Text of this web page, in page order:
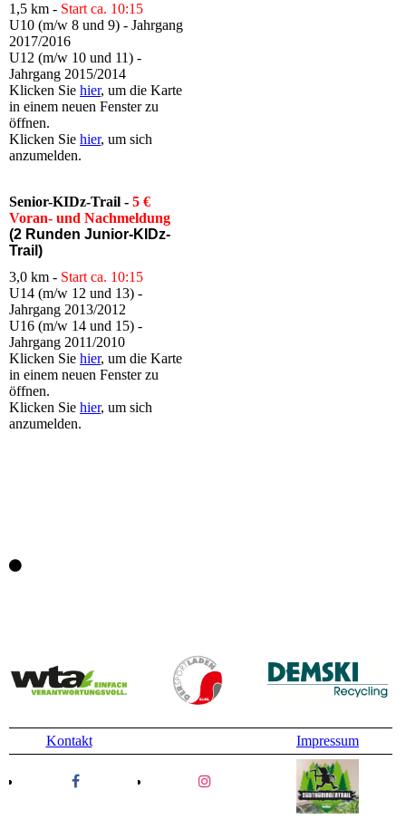
1,5 km - Start ca. 10:15
U10 (m/w 8 und 9) - Jahrgang
2017/2016
U12 (m/w 10 und 11) -
Jahrgang 2015/2014
Klicken Sie hier, um die Karte
in einem neuen Fenster zu
öffnen.
Klicken Sie hier, um sich
anzumelden.
Senior-KIDz-Trail - 5 €
Voran- und Nachmeldung
(2 Runden Junior-KIDz-
Trail)
3,0 km - Start ca. 10:15
U14 (m/w 12 und 13) -
Jahrgang 2013/2012
U16 (m/w 14 und 15) -
Jahrgang 2011/2010
Klicken Sie hier, um die Karte
in einem neuen Fenster zu
öffnen.
Klicken Sie hier, um sich
anzumelden.
Kontakt Impressum